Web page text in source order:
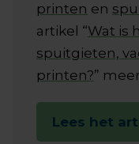
printen en
artikel “Wat is
spuitgieten,
printen?”
Lees het